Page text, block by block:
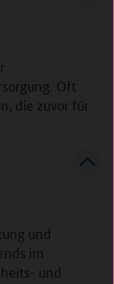
Oft
die zuvor für
und
im
und